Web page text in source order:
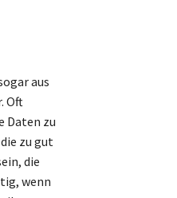
aus
Oft
Daten zu
zu gut
die
wenn